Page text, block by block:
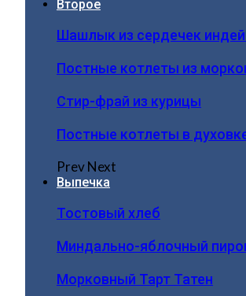
Второе
Шашлык из сердечек
Постные котлеты из
Стир-фрай из курицы
Постные котлеты в
PrevNext
Выпечка
Тостовый хлеб
Миндально-яблочный
Морковный Тарт Татен